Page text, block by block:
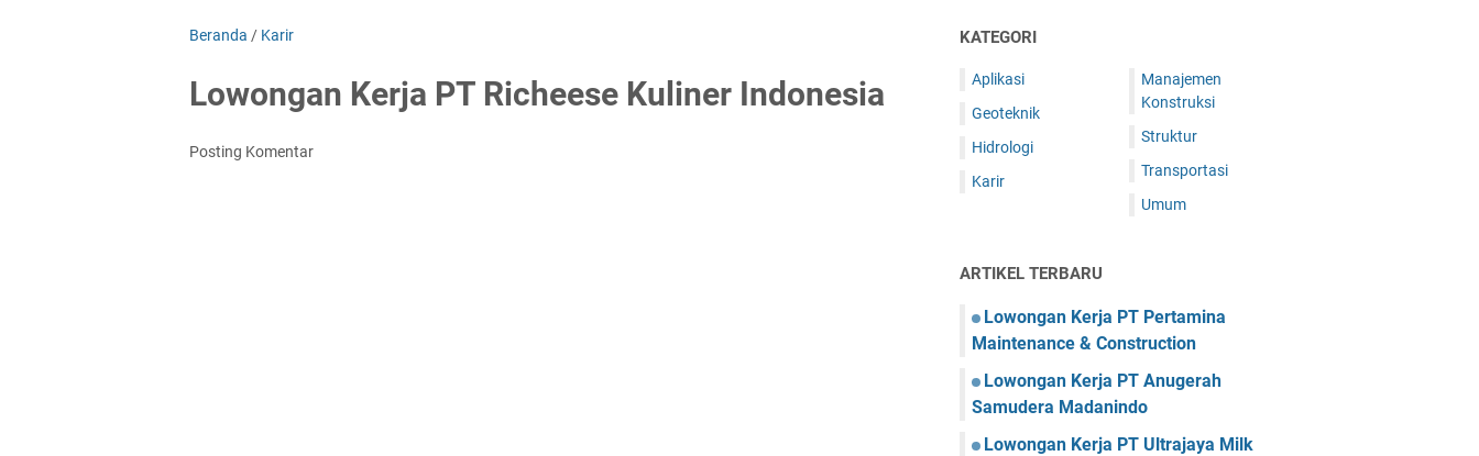
Beranda / Karir
Lowongan Kerja PT Richeese Kuliner Indonesia
Posting Komentar
KATEGORI
Aplikasi
Geoteknik
Hidrologi
Karir
Manajemen
Konstruksi
Struktur
Transportasi
Umum
ARTIKEL TERBARU
Lowongan Kerja PT Pertamina
Maintenance & Construction
Lowongan Kerja PT Anugerah
Samudera Madanindo
Lowongan Kerja PT Ultrajaya Milk